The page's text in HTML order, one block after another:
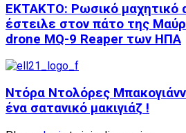
ΕΚΤΑΚΤΟ: Ρωσικό μαχητικό
έστειλε στον πάτο της
drone MQ-9 Reaper των ΗΠΑ
Ντόρα Ντολόρες
ένα σατανικό μακιγιάζ !